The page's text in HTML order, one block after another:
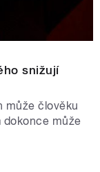
snižují
může člověku
dokonce může